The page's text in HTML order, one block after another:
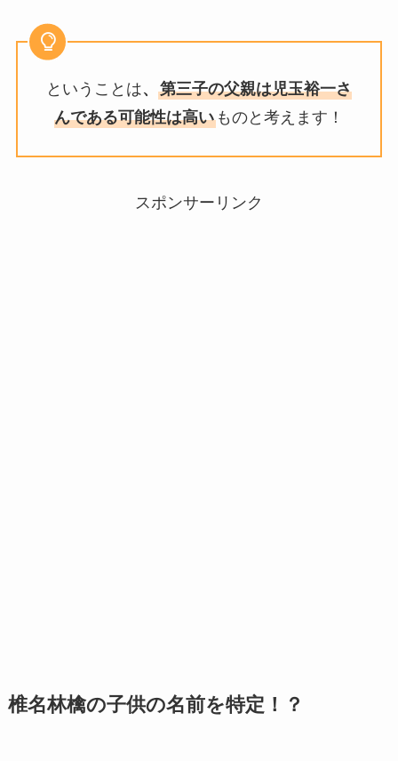
ということは、 第三子の父親は児玉裕一さ
んである可能性は高い ものと考えます！
スポンサーリンク
椎名林檎の子供の名前を特定！？